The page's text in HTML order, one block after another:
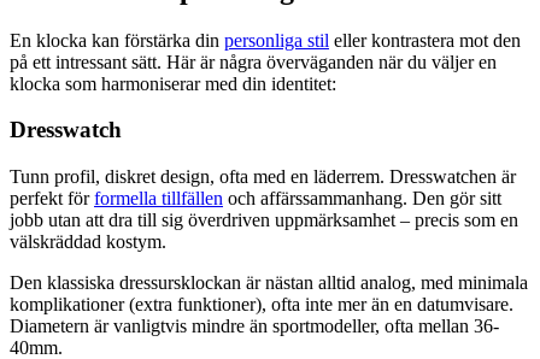
En klocka kan förstärka din personliga stil eller kontrastera mot den
på ett intressant sätt. Här är några överväganden när du väljer en
klocka som harmoniserar med din identitet:
Dresswatch
Tunn profil, diskret design, ofta med en läderrem. Dresswatchen är
perfekt förformella tillfällen och affärssammanhang. Den gör sitt
jobb utan att dra till sig överdriven uppmärksamhet – precis som en
välskräddad kostym.
Den klassiska dressursklockan är nästan alltid analog, med minimala
komplikationer (extra funktioner), ofta inte mer än en datumvisare.
Diametern är vanligtvis mindre än sportmodeller, ofta mellan 36-
40mm.